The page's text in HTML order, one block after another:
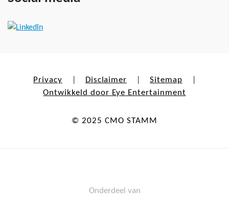
Privacy Disclaimer Sitemap
Ontwikkeld door Eye Entertainment
© 2025 CMO STAMM
Onderdeel van